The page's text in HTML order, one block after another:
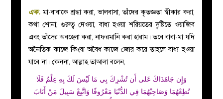
এক. মা-বাবাকে শ্রদ্ধা করা, ভালবাসা, তাঁদের কৃতজ্ঞতা স্বীকার করা,
কথা শোনা, গুরুত্ব দেওয়া, বাধ্য হওয়া শরিয়তের দৃষ্টিতে ওয়াজিব
এবং তাঁদের অবহেলা করা, নাফরমানি করা হারাম। তবে বাবা-মা যদি
অনৈতিক কাজে কিংবা অবৈধ কাজে জোর করে তাহলে বাধ্য হওয়া
যাবে না। কেননা, আল্লাহ তাআলা বলেন,
وَإِن جَاهَدَاكَ عَلى أَن تُشْرِكَ بِي مَا لَيْسَ لَكَ بِهِ عِلْمٌ فَلَا
تُطِعْهُمَا وَصَاحِبْهُمَا فِي الدُّنْيَا مَعْرُوفًا وَاتَّبِعْ سَبِيلَ مَنْ أَنَابَ